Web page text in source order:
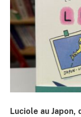
Luciole au Japon,